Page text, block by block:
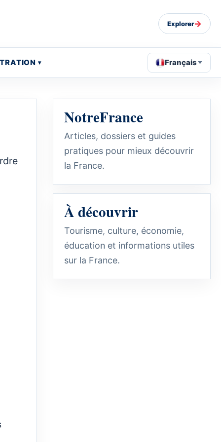
Explorer→
Français
NotreFrance
Articles, dossiers et guides
pratiques pour mieux découvrir
la France.
À découvrir
Tourisme, culture, économie,
éducation et informations utiles
sur la France.